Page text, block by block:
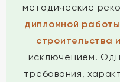
методические
дипломной
строительства
исключением.
требования,